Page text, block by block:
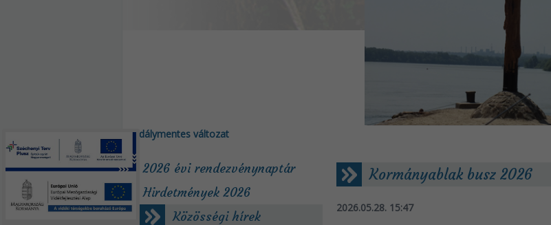
Akadálymentes változat
2026 évi rendezvénynaptár
Hirdetmények 2026
Közösségi hírek
Kormányablak busz 2026
2026.05.28. 15:47